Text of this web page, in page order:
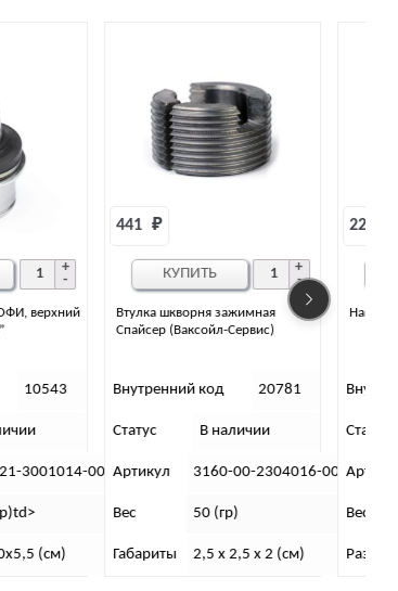
зажимная
Сервис)
код
В наличии
3160-00-2304016-00
50 (гр)
2,5 x 2,5 x 2 (см)
Накладка шкворня УАЗ нижняя
227
Внутренний код
В наличии
Артикул 0452-00-2304038-11
270 г.
Размеры 0,5х8,2х6,5
КУПИТЬ